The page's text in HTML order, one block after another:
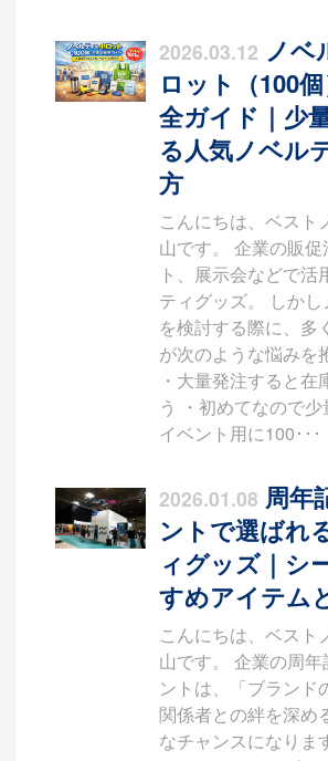
2026.03.12 ノベ
ロット（100
全ガイド｜少
る人気ノベル
方
こんにちは、ベスト
山です。 企業の販
ト、展示会などで活
ティグッズ。 しか
を検討する際に、多
が次のような悩みを
・大量発注すると在
う ・初めてなので少
イベント用に100･･･
2026.01.08 周年
ントで選ばれ
ィグッズ｜シ
すめアイテム
こんにちは、ベスト
山です。 企業の周
ントは、「ブランド
関係者との絆を深め
なチャンスになりま